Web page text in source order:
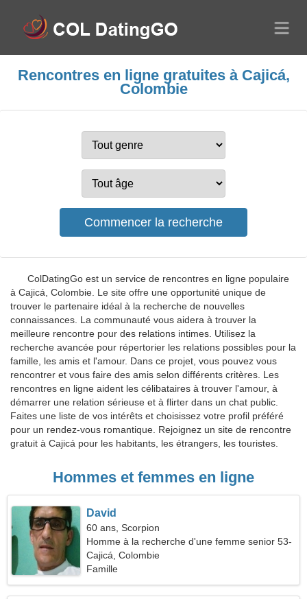
Rencontres en ligne gratuites à Cajicá,
Colombie
ColDatingGo est un service de rencontres en ligne populaire
à Cajicá, Colombie. Le site offre une opportunité unique de
trouver le partenaire idéal à la recherche de nouvelles
connaissances. La communauté vous aidera à trouver la
meilleure rencontre pour des relations intimes. Utilisez la
recherche avancée pour répertorier les relations possibles pour la
famille, les amis et l'amour. Dans ce projet, vous pouvez vous
rencontrer et vous faire des amis selon différents critères. Les
rencontres en ligne aident les célibataires à trouver l'amour, à
démarrer une relation sérieuse et à flirter dans un chat public.
Faites une liste de vos intérêts et choisissez votre profil préféré
pour un rendez-vous romantique. Rejoignez un site de rencontre
gratuit à Cajicá pour les habitants, les étrangers, les touristes.
Hommes et femmes en ligne
David
60 ans, Scorpion
Homme à la recherche d'une femme senior 53-
58
Cajicá, Colombie
Famille